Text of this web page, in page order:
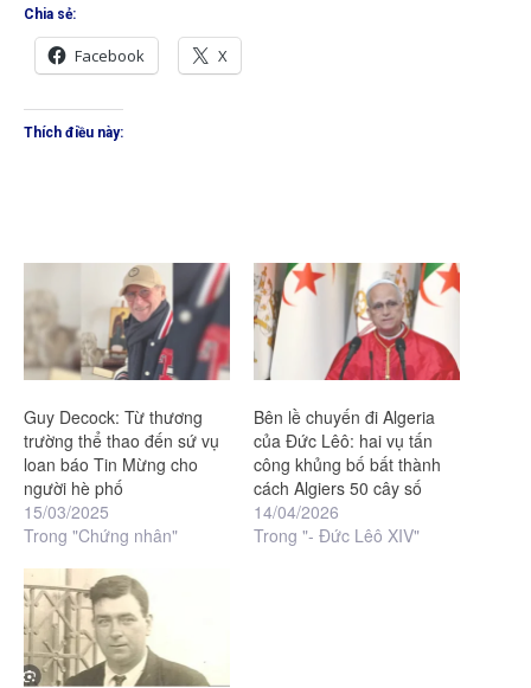
Chia sẻ:
Facebook X
Thích điều này:
Guy Decock: Từ thương
trường thể thao đến sứ vụ
loan báo Tin Mừng cho
người hè phố
15/03/2025
Trong "Chứng nhân"
Bên lề chuyến đi Algeria
của Đức Lêô: hai vụ tấn
công khủng bố bất thành
cách Algiers 50 cây số
14/04/2026
Trong "- Đức Lêô XIV"